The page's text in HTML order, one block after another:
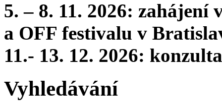
5. – 8. 11. 2026:
a OFF festivalu v
11.- 13. 12. 2026:
Vyhledávání